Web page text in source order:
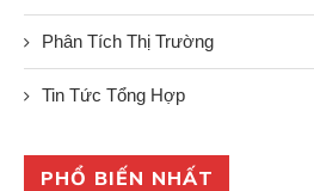
Phân Tích Thị Trường
Tin Tức Tổng Hợp
PHỔ BIẾN NHẤT